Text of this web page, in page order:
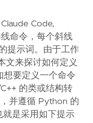
Code,
命令，每个斜线
提示词。由于工作
文来探讨如何定义
想要定义一个命令
的类或结构转
并遵循 Python 的
就是采用如下提示